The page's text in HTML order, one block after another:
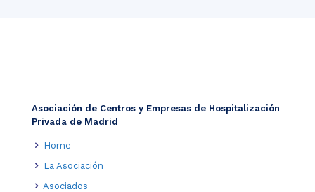
Asociación de Centros y Empresas de Hospitalización
Privada de Madrid
Home
La Asociación
Asociados